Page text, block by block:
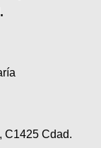
C1425 Cdad.